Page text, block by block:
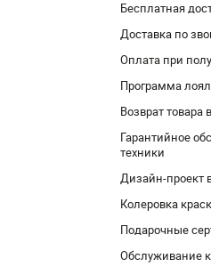
Бесплатная
Доставка по
Оплата при
Программа
Возврат товара
Гарантийное
техники
Дизайн-проект
Колеровка
Подарочные
Обслуживание